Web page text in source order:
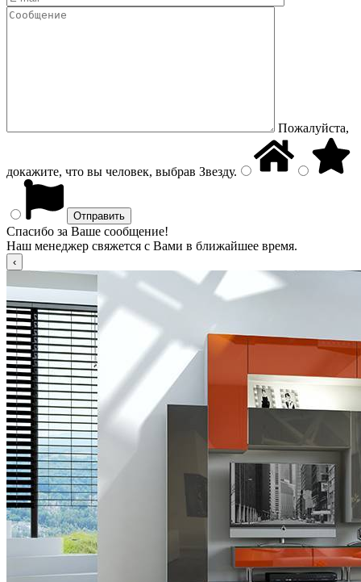
Пожалуйста,
докажите, что вы человек, выбрав Звезду.
Спасибо за Ваше сообщение!
Наш менеджер свяжется с Вами в ближайшее время.